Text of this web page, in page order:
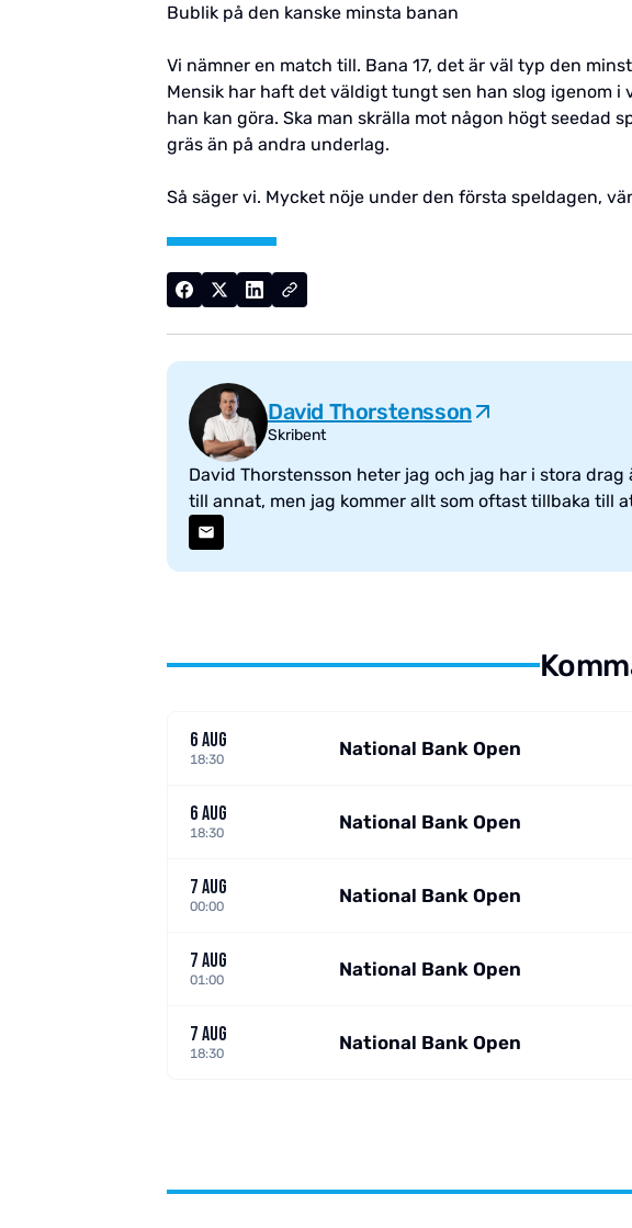
Bublik på den kanske minsta banan
Vi nämner en match till. Bana 17, det är väl typ den
Mensik har haft det väldigt tungt sen han slog igenom
han kan göra. Ska man skrälla mot någon högt seedad
gräs än på andra underlag.
Så säger vi. Mycket nöje under den första speldagen,
David Thorstensson
Skribent
David Thorstensson heter jag och jag har i stora
till annat, men jag kommer allt som oftast tillbaka till
6 AUG
18:30 National Bank Open
6 AUG
18:30 National Bank Open
7 AUG
00:00 National Bank Open
7 AUG
01:00 National Bank Open
7 AUG
18:30 National Bank Open